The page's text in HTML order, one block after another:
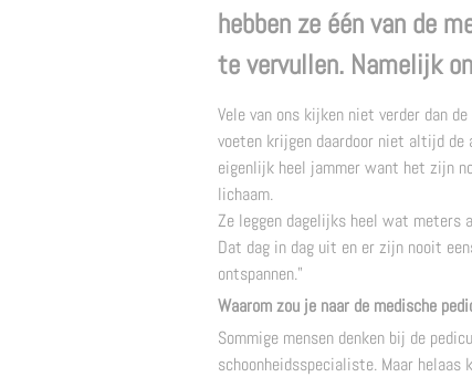
hebben ze één van de
te vervullen. Namelijk
Vele van ons kijken niet verder dan
voeten krijgen daardoor niet altijd de
eigenlijk heel jammer want het zijn
lichaam.
Ze leggen dagelijks heel wat meters
Dat dag in dag uit en er zijn nooit
ontspannen."
Waarom zou je naar de medische
Sommige mensen denken bij de
schoonheidsspecialiste. Maar helaas